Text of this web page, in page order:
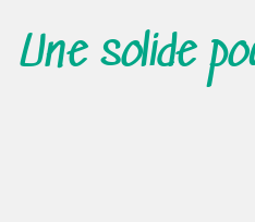
Une solide